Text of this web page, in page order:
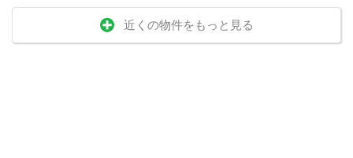
近くの物件をもっと見る